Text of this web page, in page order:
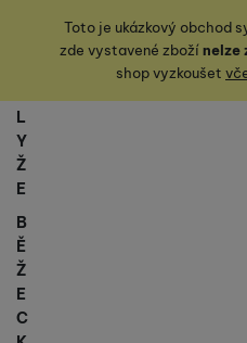
Toto je ukázkový obchod
zde vystavené zbožínelze
shop vyzkoušet
L
Y
Ž
E
B
Ě
Ž
E
C